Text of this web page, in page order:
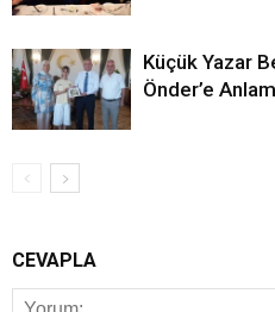
Küçük Yazar
Önder’e
CEVAPLA